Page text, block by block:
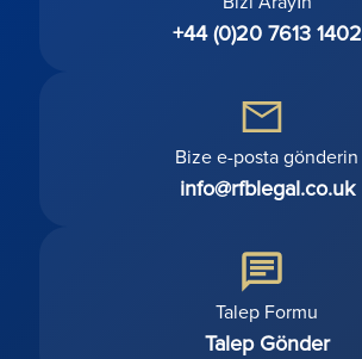
+44 (0)20 7613 1402
Bize e-posta gönderin
info@rfblegal.co.uk
Talep Formu
Talep Gönder